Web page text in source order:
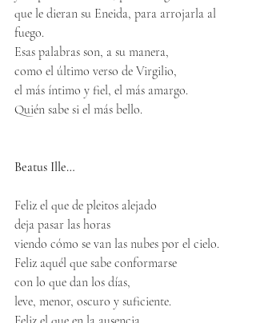
que le dieran su Eneida, para arrojarla al
fuego.
Esas palabras son, a su manera,
como el último verso de Virgilio,
el más íntimo y fiel, el más amargo.
Quién sabe si el más bello.
Beatus Ille…
Feliz el que de pleitos alejado
deja pasar las horas
viendo cómo se van las nubes por el cielo.
Feliz aquél que sabe conformarse
con lo que dan los días,
leve, menor, oscuro y suficiente.